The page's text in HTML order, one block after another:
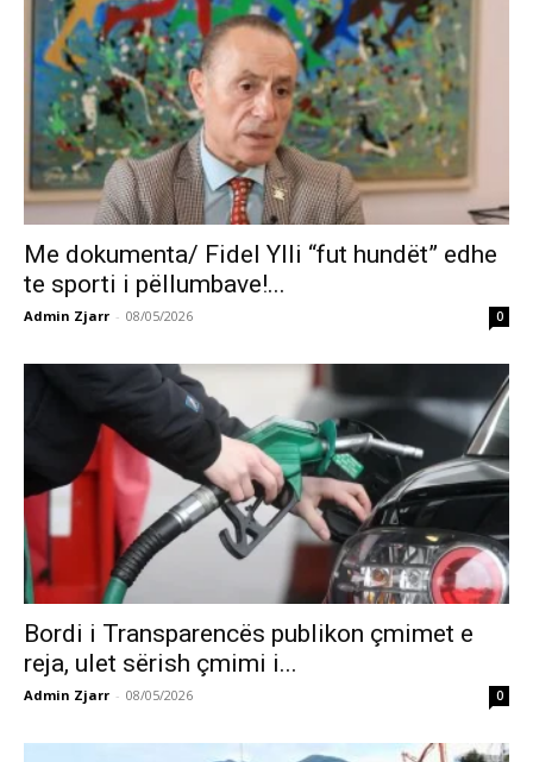
Me dokumenta/ Fidel Ylli “fut hundët” edhe
te sporti i pëllumbave!...
Admin Zjarr - 08/05/2026 0
Bordi i Transparencës publikon çmimet e
reja, ulet sërish çmimi i...
Admin Zjarr - 08/05/2026 0